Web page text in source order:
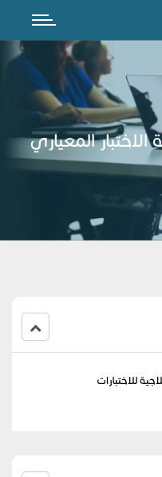
المعياري
للاختبارات